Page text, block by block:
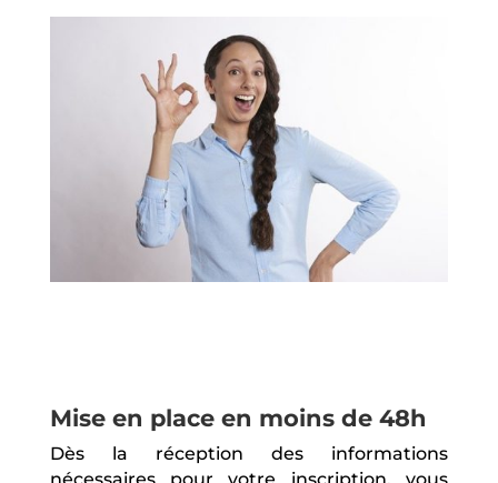
Mise en place en moins de 48h
Dès la réception des informations